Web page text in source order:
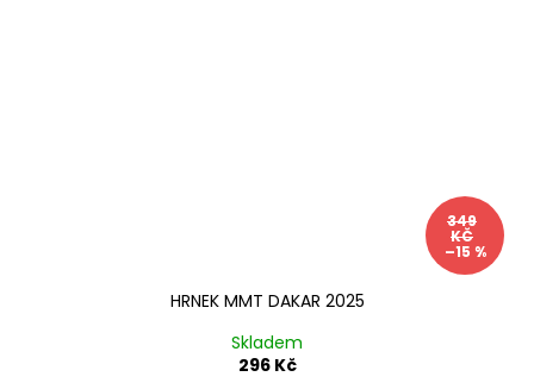
349
KČ
–15 %
HRNEK MMT DAKAR 2025
Skladem
296 Kč